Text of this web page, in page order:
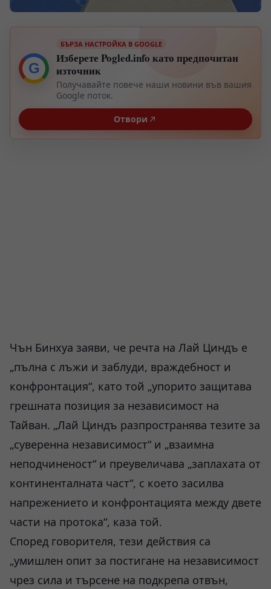
G
БЪРЗА НАСТРОЙКА В GOOGLE
Изберете Pogled.info като предпочитан
източник
Получавайте повече наши новини във вашия
Google поток.
Отвори
Чън Бинхуа заяви, че речта на Лай Циндъ е
„пълна с лъжи и заблуди, враждебност и
конфронтация“, като той „упорито защитава
грешната позиция за независимост на
Тайван. „Лай Циндъ разпространява тезите за
„суверенна независимост“ и „взаимна
неподчиненост“ и преувеличава „заплахата от
континенталната част“, с което засилва
напрежението и конфронтацията между двете
части на протока“, каза той.
Според говорителя, тези действия са
„умишлен опит за постигане на независимост
чрез сила и търсене на подкрепа отвън,